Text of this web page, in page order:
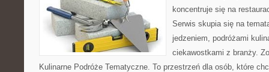
koncentruje się na
Serwis skupia się na
jedzeniem, podróżami
ciekawostkami z branży.
Kulinarne Podróże Tematyczne. To przestrzeń dla osób, które